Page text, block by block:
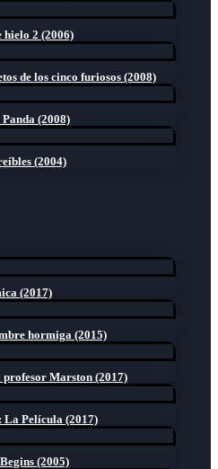
hielo 2 (2006)
de los cinco furiosos (2008)
(2008)
(2004)
(2017)
hormiga (2015)
profesor Marston (2017)
La Película (2017)
(2005)